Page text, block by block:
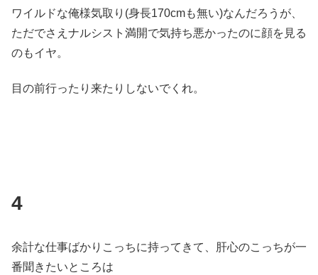
ワイルドな俺様気取り(身長170cmも無い)なんだろうが、
ただでさえナルシスト満開で気持ち悪かったのに顔を見る
のもイヤ。
目の前行ったり来たりしないでくれ。
4
余計な仕事ばかりこっちに持ってきて、肝心のこっちが一
番聞きたいところは